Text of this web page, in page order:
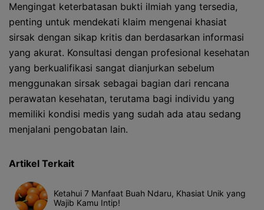
Mengingat keterbatasan bukti ilmiah yang tersedia,
penting untuk mendekati klaim mengenai khasiat
sirsak dengan sikap kritis dan berdasarkan informasi
yang akurat. Konsultasi dengan profesional kesehatan
yang berkualifikasi sangat dianjurkan sebelum
menggunakan sirsak sebagai bagian dari rencana
perawatan kesehatan, terutama bagi individu yang
memiliki kondisi medis yang sudah ada atau sedang
menjalani pengobatan lain.
Artikel Terkait
Ketahui 7 Manfaat Buah Ndaru, Khasiat Unik yang
Wajib Kamu Intip!